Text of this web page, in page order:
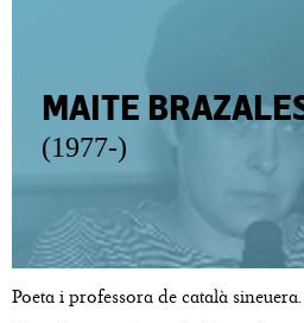
MAITE
(1977-)
Poeta i professora de català sineuera.